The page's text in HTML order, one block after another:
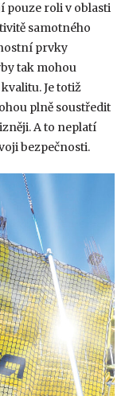
pouze roli v oblasti
samotného
prvky
tak mohou
Je totiž
plně soustředit
A to neplatí
bezpečnosti.